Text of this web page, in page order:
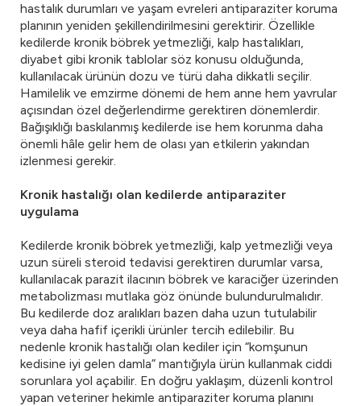
hastalık durumları ve yaşam evreleri antiparaziter koruma
planının yeniden şekillendirilmesini gerektirir. Özellikle
kedilerde kronik böbrek yetmezliği, kalp hastalıkları,
diyabet gibi kronik tablolar söz konusu olduğunda,
kullanılacak ürünün dozu ve türü daha dikkatli seçilir.
Hamilelik ve emzirme dönemi de hem anne hem yavrular
açısından özel değerlendirme gerektiren dönemlerdir.
Bağışıklığı baskılanmış kedilerde ise hem korunma daha
önemli hâle gelir hem de olası yan etkilerin yakından
izlenmesi gerekir.
Kronik hastalığı olan kedilerde antiparaziter
uygulama
Kedilerde kronik böbrek yetmezliği, kalp yetmezliği veya
uzun süreli steroid tedavisi gerektiren durumlar varsa,
kullanılacak parazit ilacının böbrek ve karaciğer üzerinden
metabolizması mutlaka göz önünde bulundurulmalıdır.
Bu kedilerde doz aralıkları bazen daha uzun tutulabilir
veya daha hafif içerikli ürünler tercih edilebilir. Bu
nedenle kronik hastalığı olan kediler için “komşunun
kedisine iyi gelen damla” mantığıyla ürün kullanmak ciddi
sorunlara yol açabilir. En doğru yaklaşım, düzenli kontrol
yapan veteriner hekimle antiparaziter koruma planını